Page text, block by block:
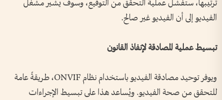
ترتيبها، ستفشل عملية التحقق من التوقيع، وسوف يشير مشغل
الفيديو إلى أن الفيديو غير صالح.
تبسيط عملية المصادقة لإنفاذ القانون
ويوفر توحيد مصادقة الفيديو باستخدام نظام ONVIF، طريقةً عامة
للتحقق من صحة الفيديو. ويُساعد هذا على تبسيط الإجراءات